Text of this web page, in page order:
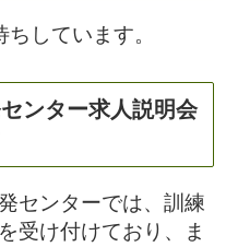
しています。
ンター求人説明会
センターでは、訓練
受け付けており、ま